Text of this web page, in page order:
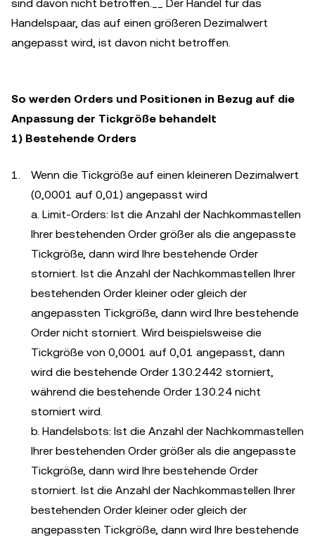
sind davon nicht betroffen.__ Der Handel für das
Handelspaar, das auf einen größeren Dezimalwert
angepasst wird, ist davon nicht betroffen.
So werden Orders und Positionen in Bezug auf die
Anpassung der Tickgröße behandelt
1) Bestehende Orders
Wenn die Tickgröße auf einen kleineren Dezimalwert
(0,0001 auf 0,01) angepasst wird
a. Limit-Orders: Ist die Anzahl der Nachkommastellen
Ihrer bestehenden Order größer als die angepasste
Tickgröße, dann wird Ihre bestehende Order
storniert. Ist die Anzahl der Nachkommastellen Ihrer
bestehenden Order kleiner oder gleich der
angepassten Tickgröße, dann wird Ihre bestehende
Order nicht storniert. Wird beispielsweise die
Tickgröße von 0,0001 auf 0,01 angepasst, dann
wird die bestehende Order 130.2442 storniert,
während die bestehende Order 130.24 nicht
storniert wird.
b. Handelsbots: Ist die Anzahl der Nachkommastellen
Ihrer bestehenden Order größer als die angepasste
Tickgröße, dann wird Ihre bestehende Order
storniert. Ist die Anzahl der Nachkommastellen Ihrer
bestehenden Order kleiner oder gleich der
angepassten Tickgröße, dann wird Ihre bestehende